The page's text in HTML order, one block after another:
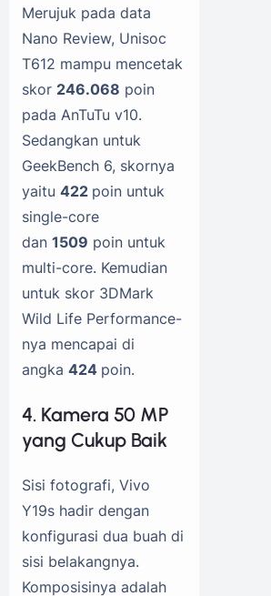
Merujuk pada data
Nano Review, Unisoc
T612 mampu mencetak
skor 246.068 poin
pada AnTuTu v10.
Sedangkan untuk
GeekBench 6, skornya
yaitu 422 poin untuk
single-core
dan 1509 poin untuk
multi-core. Kemudian
untuk skor 3DMark
Wild Life Performance-
nya mencapai di
angka 424 poin.
4. Kamera 50 MP
yang Cukup Baik
Sisi fotografi, Vivo
Y19s hadir dengan
konfigurasi dua buah di
sisi belakangnya.
Komposisinya adalah